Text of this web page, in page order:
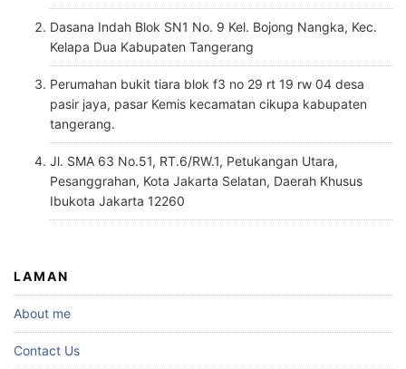
Dasana Indah Blok SN1 No. 9 Kel. Bojong Nangka, Kec.
Kelapa Dua Kabupaten Tangerang
Perumahan bukit tiara blok f3 no 29 rt 19 rw 04 desa
pasir jaya, pasar Kemis kecamatan cikupa kabupaten
tangerang.
Jl. SMA 63 No.51, RT.6/RW.1, Petukangan Utara,
Pesanggrahan, Kota Jakarta Selatan, Daerah Khusus
Ibukota Jakarta 12260
LAMAN
About me
Contact Us